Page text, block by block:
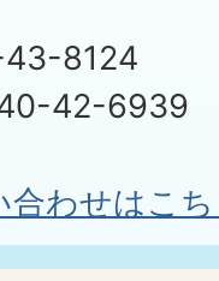
43-8124
42-6939
合わせはこ